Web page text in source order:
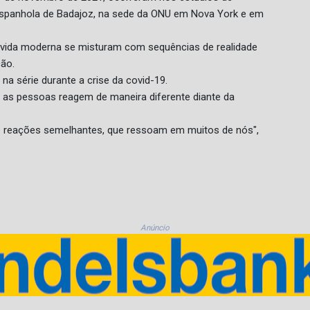
de Badajoz, na sede da ONU em Nova York e em
moderna se misturam com sequências de realidade
série durante a crise da covid-19.
pessoas reagem de maneira diferente diante da
semelhantes, que ressoam em muitos de nós",
Anúncio